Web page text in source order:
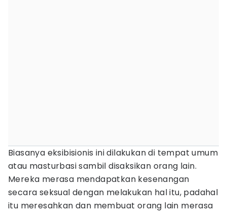
Biasanya eksibisionis ini dilakukan di tempat umum
atau masturbasi sambil disaksikan orang lain.
Mereka merasa mendapatkan kesenangan
secara seksual dengan melakukan hal itu, padahal
itu meresahkan dan membuat orang lain merasa